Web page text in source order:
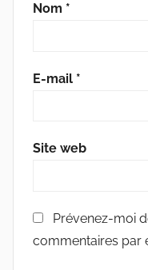
Nom *
E-mail *
Site web
Prévenez-moi
commentaires par